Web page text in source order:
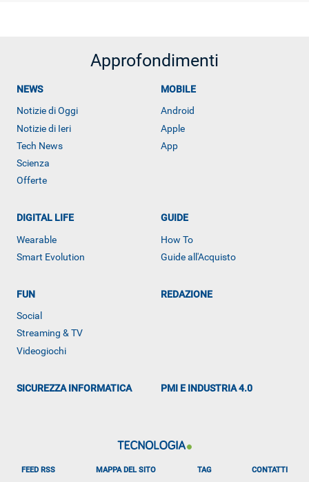
ALTRO
Approfondimenti
NEWS
Notizie di Oggi
Notizie di Ieri
Tech News
Scienza
Offerte
MOBILE
Android
Apple
App
DIGITAL LIFE
Wearable
Smart Evolution
GUIDE
How To
Guide all'Acquisto
FUN
Social
Streaming & TV
Videogiochi
REDAZIONE
SICUREZZA INFORMATICA PMI E INDUSTRIA 4.0
FEED RSS MAPPA DEL SITO TAG CONTATTI